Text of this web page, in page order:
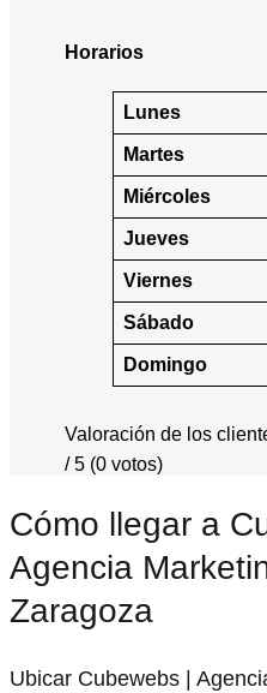
Horarios
Lunes
Martes
Miércoles
Jueves
Viernes
Sábado
Domingo
Valoración de los
/ 5 (0 votos)
Cómo llegar a
Agencia
Zaragoza
Ubicar Cubewebs |